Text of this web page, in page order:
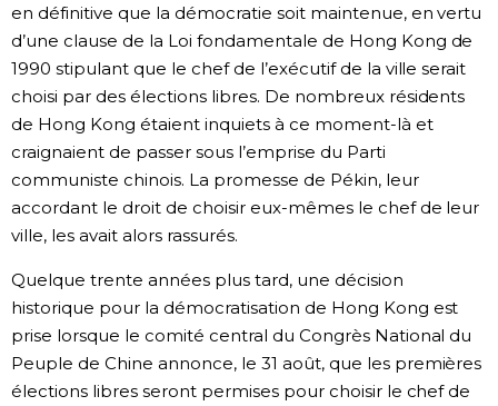
en définitive que la démocratie soit maintenue, en vertu
d’une clause de la Loi fondamentale de Hong Kong de
1990 stipulant que le chef de l’exécutif de la ville serait
choisi par des élections libres. De nombreux résidents
de Hong Kong étaient inquiets à ce moment-là et
craignaient de passer sous l’emprise du Parti
communiste chinois. La promesse de Pékin, leur
accordant le droit de choisir eux-mêmes le chef de leur
ville, les avait alors rassurés.
Quelque trente années plus tard, une décision
historique pour la démocratisation de Hong Kong est
prise lorsque le comité central du Congrès National du
Peuple de Chine annonce, le 31 août, que les premières
élections libres seront permises pour choisir le chef de